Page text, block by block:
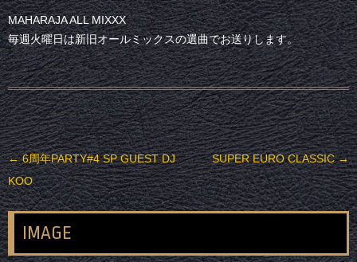
MAHARAJA ALL MIXXX
毎週火曜日は新旧オールミックスの選曲でお送りします。
投稿ナビゲーション
←6周年PARTY#4 SP GUEST DJ
KOO
SUPER EURO CLASSIC→
IMAGE